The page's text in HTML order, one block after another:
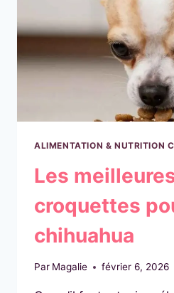
ALIMENTATION & NUTRITION
Les
croquettes
chihuahua
Par Magalie février 6, 2026